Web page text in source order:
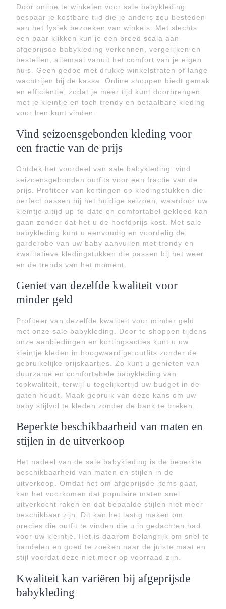
Door online te winkelen voor sale babykleding
bespaar je kostbare tijd die je anders zou besteden
aan het fysiek bezoeken van winkels. Met slechts
een paar klikken kun je een breed scala aan
afgeprijsde babykleding verkennen, vergelijken en
bestellen, allemaal vanuit het comfort van je eigen
huis. Geen gedoe met drukke winkelstraten of lange
wachtrijen bij de kassa. Online shoppen biedt gemak
en efficiëntie, zodat je meer tijd kunt doorbrengen
met je kleintje en toch trendy en betaalbare kleding
voor hen kunt vinden.
Vind seizoensgebonden kleding voor
een fractie van de prijs
Ontdek het voordeel van sale babykleding: vind
seizoensgebonden outfits voor een fractie van de
prijs. Profiteer van kortingen op kledingstukken die
perfect passen bij het huidige seizoen, waardoor uw
kleintje altijd up-to-date en comfortabel gekleed kan
gaan zonder dat het u de hoofdprijs kost. Met sale
babykleding kunt u eenvoudig en voordelig de
garderobe van uw baby aanvullen met trendy en
kwalitatieve kledingstukken die passen bij het weer
en de trends van het moment.
Geniet van dezelfde kwaliteit voor
minder geld
Profiteer van dezelfde kwaliteit voor minder geld
met onze sale babykleding. Door te shoppen tijdens
onze aanbiedingen en kortingsacties kunt u uw
kleintje kleden in hoogwaardige outfits zonder de
gebruikelijke prijskaartjes. Zo kunt u genieten van
duurzame en comfortabele babykleding van
topkwaliteit, terwijl u tegelijkertijd uw budget in de
gaten houdt. Maak gebruik van deze kans om uw
baby stijlvol te kleden zonder de bank te breken.
Beperkte beschikbaarheid van maten en
stijlen in de uitverkoop
Het nadeel van de sale babykleding is de beperkte
beschikbaarheid van maten en stijlen in de
uitverkoop. Omdat het om afgeprijsde items gaat,
kan het voorkomen dat populaire maten snel
uitverkocht raken en dat bepaalde stijlen niet meer
beschikbaar zijn. Dit kan het lastig maken om
precies die outfit te vinden die u in gedachten had
voor uw kleintje. Het is daarom belangrijk om snel te
handelen en goed te zoeken naar de juiste maat en
stijl voordat deze niet meer op voorraad zijn.
Kwaliteit kan variëren bij afgeprijsde
babykleding